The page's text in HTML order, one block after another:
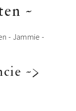
~
~>